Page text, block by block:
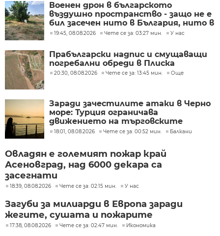
Военен дрон в българското
въздушно пространство - защо не е
бил засечен нито в България, нито в
Румъния?
19:45, 08.08.2026 Чете се за: 03:27 мин. У нас
Прабългарски надпис и смущаващи
погребални обреди в Плиска
20:30, 08.08.2026 Чете се за: 13:45 мин. Още
Заради зачестилите атаки в Черно
море: Турция ограничава
движението на търговските
кораби
18:01, 08.08.2026 Чете се за: 00:52 мин. Балкани
Овладян е големият пожар край
Асеновград, над 6000 декара са
засегнати
18:39, 08.08.2026 Чете се за: 02:15 мин. У нас
Загуби за милиарди в Европа заради
жегите, сушата и пожарите
17:38, 08.08.2026 Чете се за: 02:47 мин. Икономика